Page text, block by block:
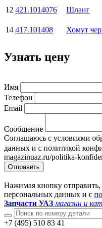
12 421.1014076 Шланг
14 417.101408 Хомут
Узнать цену
Имя
Телефон
Email
Сообщение
Соглашаюсь с условиями
данных и с политикой
magazinuaz.ru/politika-
Отправить
Нажимая кнопку отправить,
персональных данных и с
Запчасти УАЗ магазин и
+7 (495) 510 83 41